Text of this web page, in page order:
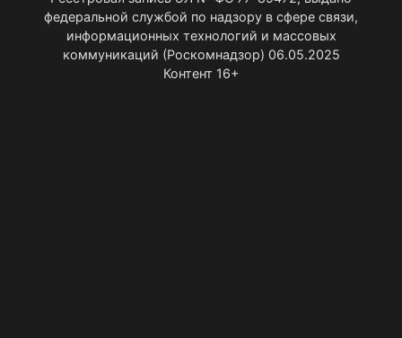
федеральной службой по надзору в сфере связи,
информационных технологий и массовых
коммуникаций (Роскомнадзор) 06.05.2025
Контент 16+